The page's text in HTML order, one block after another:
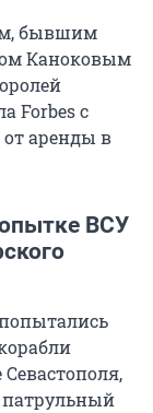
бывшим
Каноковым
Forbes с
аренды в
ВСУ
патрульный